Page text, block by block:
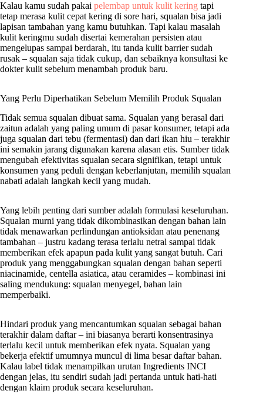
Kalau kamu sudah pakai pelembap untuk kulit kering tapi
tetap merasa kulit cepat kering di sore hari, squalan bisa jadi
lapisan tambahan yang kamu butuhkan. Tapi kalau masalah
kulit keringmu sudah disertai kemerahan persisten atau
mengelupas sampai berdarah, itu tanda kulit barrier sudah
rusak – squalan saja tidak cukup, dan sebaiknya konsultasi ke
dokter kulit sebelum menambah produk baru.
Yang Perlu Diperhatikan Sebelum Memilih Produk Squalan
Tidak semua squalan dibuat sama. Squalan yang berasal dari
zaitun adalah yang paling umum di pasar konsumer, tetapi ada
juga squalan dari tebu (fermentasi) dan dari ikan hiu – terakhir
ini semakin jarang digunakan karena alasan etis. Sumber tidak
mengubah efektivitas squalan secara signifikan, tetapi untuk
konsumen yang peduli dengan keberlanjutan, memilih squalan
nabati adalah langkah kecil yang mudah.
Yang lebih penting dari sumber adalah formulasi keseluruhan.
Squalan murni yang tidak dikombinasikan dengan bahan lain
tidak menawarkan perlindungan antioksidan atau penenang
tambahan – justru kadang terasa terlalu netral sampai tidak
memberikan efek apapun pada kulit yang sangat butuh. Cari
produk yang menggabungkan squalan dengan bahan seperti
niacinamide, centella asiatica, atau ceramides – kombinasi ini
saling mendukung: squalan menyegel, bahan lain
memperbaiki.
Hindari produk yang mencantumkan squalan sebagai bahan
terakhir dalam daftar – ini biasanya berarti konsentrasinya
terlalu kecil untuk memberikan efek nyata. Squalan yang
bekerja efektif umumnya muncul di lima besar daftar bahan.
Kalau label tidak menampilkan urutan Ingredients INCI
dengan jelas, itu sendiri sudah jadi pertanda untuk hati-hati
dengan klaim produk secara keseluruhan.